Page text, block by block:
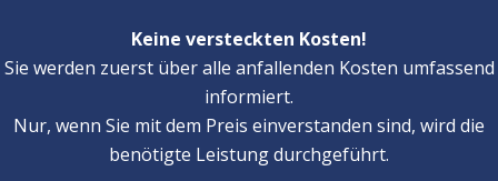
Keine versteckten Kosten!
Sie werden zuerst über alle anfallenden Kosten umfassend
informiert.
Nur, wenn Sie mit dem Preis einverstanden sind, wird die
benötigte Leistung durchgeführt.